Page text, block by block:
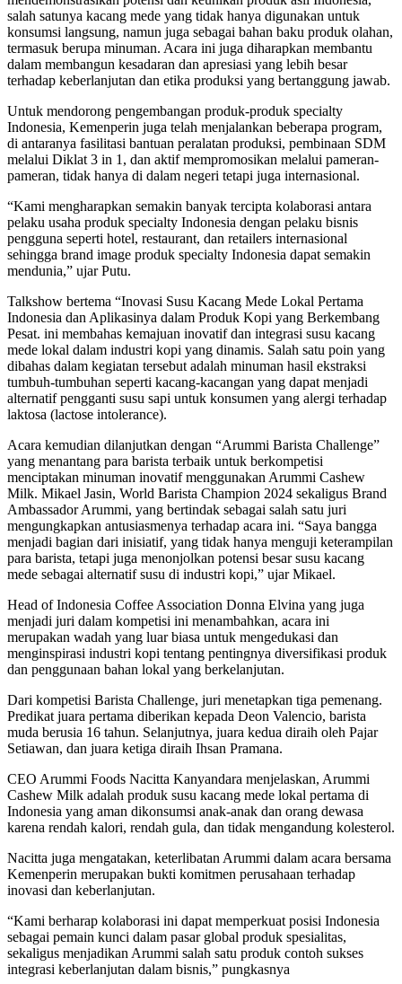
salah satunya kacang mede yang tidak hanya digunakan untuk
konsumsi langsung, namun juga sebagai bahan baku produk olahan,
termasuk berupa minuman. Acara ini juga diharapkan membantu
dalam membangun kesadaran dan apresiasi yang lebih besar
terhadap keberlanjutan dan etika produksi yang bertanggung jawab.
Untuk mendorong pengembangan produk-produk specialty
Indonesia, Kemenperin juga telah menjalankan beberapa program,
di antaranya fasilitasi bantuan peralatan produksi, pembinaan SDM
melalui Diklat 3 in 1, dan aktif mempromosikan melalui pameran-
pameran, tidak hanya di dalam negeri tetapi juga internasional.
“Kami mengharapkan semakin banyak tercipta kolaborasi antara
pelaku usaha produk specialty Indonesia dengan pelaku bisnis
pengguna seperti hotel, restaurant, dan retailers internasional
sehingga brand image produk specialty Indonesia dapat semakin
mendunia,” ujar Putu.
Talkshow bertema “Inovasi Susu Kacang Mede Lokal Pertama
Indonesia dan Aplikasinya dalam Produk Kopi yang Berkembang
Pesat. ini membahas kemajuan inovatif dan integrasi susu kacang
mede lokal dalam industri kopi yang dinamis. Salah satu poin yang
dibahas dalam kegiatan tersebut adalah minuman hasil ekstraksi
tumbuh-tumbuhan seperti kacang-kacangan yang dapat menjadi
alternatif pengganti susu sapi untuk konsumen yang alergi terhadap
laktosa (lactose intolerance).
Acara kemudian dilanjutkan dengan “Arummi Barista Challenge”
yang menantang para barista terbaik untuk berkompetisi
menciptakan minuman inovatif menggunakan Arummi Cashew
Milk. Mikael Jasin, World Barista Champion 2024 sekaligus Brand
Ambassador Arummi, yang bertindak sebagai salah satu juri
mengungkapkan antusiasmenya terhadap acara ini. “Saya bangga
menjadi bagian dari inisiatif, yang tidak hanya menguji keterampilan
para barista, tetapi juga menonjolkan potensi besar susu kacang
mede sebagai alternatif susu di industri kopi,” ujar Mikael.
Head of Indonesia Coffee Association Donna Elvina yang juga
menjadi juri dalam kompetisi ini menambahkan, acara ini
merupakan wadah yang luar biasa untuk mengedukasi dan
menginspirasi industri kopi tentang pentingnya diversifikasi produk
dan penggunaan bahan lokal yang berkelanjutan.
Dari kompetisi Barista Challenge, juri menetapkan tiga pemenang.
Predikat juara pertama diberikan kepada Deon Valencio, barista
muda berusia 16 tahun. Selanjutnya, juara kedua diraih oleh Pajar
Setiawan, dan juara ketiga diraih Ihsan Pramana.
CEO Arummi Foods Nacitta Kanyandara menjelaskan, Arummi
Cashew Milk adalah produk susu kacang mede lokal pertama di
Indonesia yang aman dikonsumsi anak-anak dan orang dewasa
karena rendah kalori, rendah gula, dan tidak mengandung kolesterol.
Nacitta juga mengatakan, keterlibatan Arummi dalam acara bersama
Kemenperin merupakan bukti komitmen perusahaan terhadap
inovasi dan keberlanjutan.
“Kami berharap kolaborasi ini dapat memperkuat posisi Indonesia
sebagai pemain kunci dalam pasar global produk spesialitas,
sekaligus menjadikan Arummi salah satu produk contoh sukses
integrasi keberlanjutan dalam bisnis,” pungkasnya